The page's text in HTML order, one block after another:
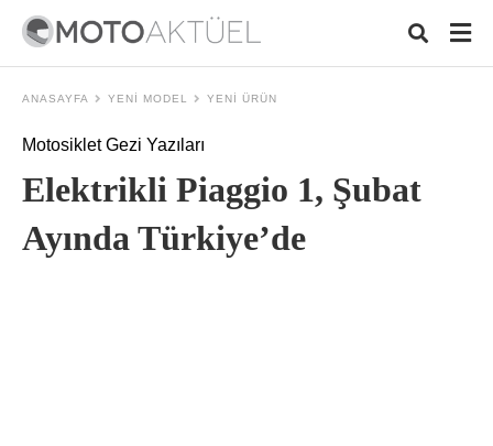
ANASAYFA YENI MODEL YENI ÜRÜN
Motosiklet Gezi Yazıları
Elektrikli Piaggio 1, Şubat
Ayında Türkiye’de